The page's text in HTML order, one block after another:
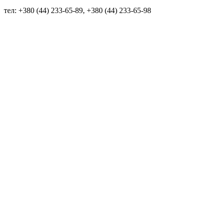
тел: +380 (44) 233-65-89, +380 (44) 233-65-98